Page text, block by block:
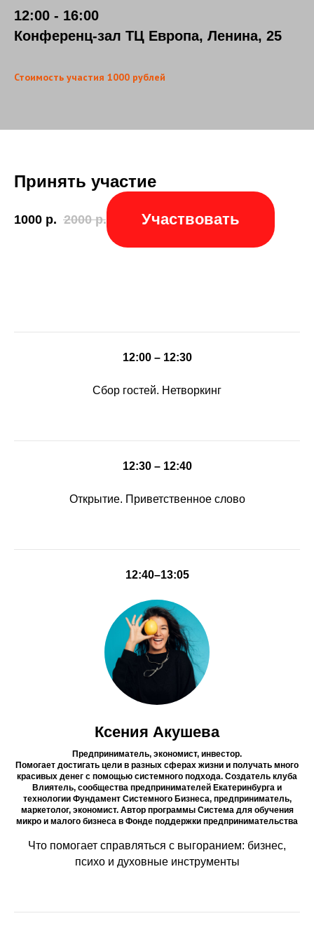
12:00 - 16:00
Конференц-зал ТЦ Европа, Ленина, 25
Стоимость участия 1000 рублей
Принять участие
1000 р. 2000 р. Участвовать
12:00 – 12:30
Сбор гостей. Нетворкинг
12:30 – 12:40
Открытие. Приветственное слово
12:40–13:05
Ксения Акушева
Предприниматель, экономист, инвестор.
Помогает достигать цели в разных сферах жизни и получать много
красивых денег с помощью системного подхода. Создатель клуба
Влиятель, сообщества предпринимателей Екатеринбурга и
технологии Фундамент Системного Бизнеса, предприниматель,
маркетолог, экономист. Автор программы Система для обучения
микро и малого бизнеса в Фонде поддержки предпринимательства
Что помогает справляться с выгоранием: бизнес,
психо и духовные инструменты